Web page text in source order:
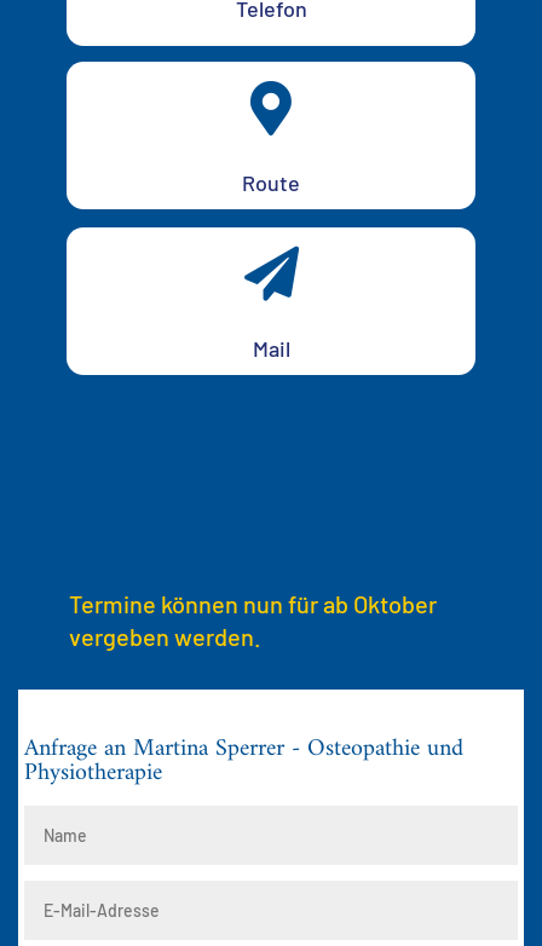
Telefon

Route

Mail
Termine können nun für ab Oktober
vergeben werden.
Anfrage an Martina Sperrer - Osteopathie und
Physiotherapie